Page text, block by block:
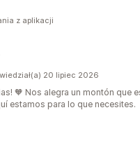
z aplikacji
20 lipiec 2026
🧡 Nos alegra un montón que
estamos para lo que necesites.